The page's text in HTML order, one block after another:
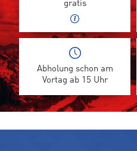
gratis
Abholung schon am
Vortag ab 15 Uhr